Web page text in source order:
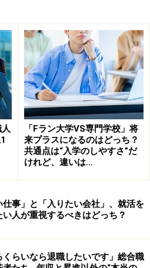
、LINEなど種類が増えま
る際も、名刺や携帯番号を交
でLINEのグループを作るのだ
“ソー活”という言葉があるほ
と学生が直接情報交換しあう
用して、効率的に就活を進め
よ。
りましたね（笑）。業界・企
方法も変わってきているんで
サイトも充実しているので、
と思います。ただ、合同説明
今も行なわれていますし、OB・
「Fラン大学VS専門学校」将
来プラスになるのはどっち？
共通点は“入学のしやすさ”だ
けれど、違いは…
仕事」と「入りたい会社」、就活を
人が重視するべきはどっち？
くらいなら退職したいです」総合職